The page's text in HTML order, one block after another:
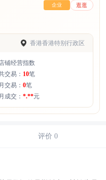
企业 逛逛
香港香港特别行政区
铺经营指数
交易： 10笔
月交易： 0笔
月成交： *.**元
评价 0